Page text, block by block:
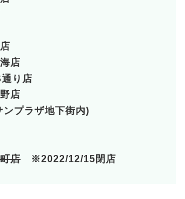
店
り店
店
ンプラザ地下街内)
店 ※2022/12/15閉店